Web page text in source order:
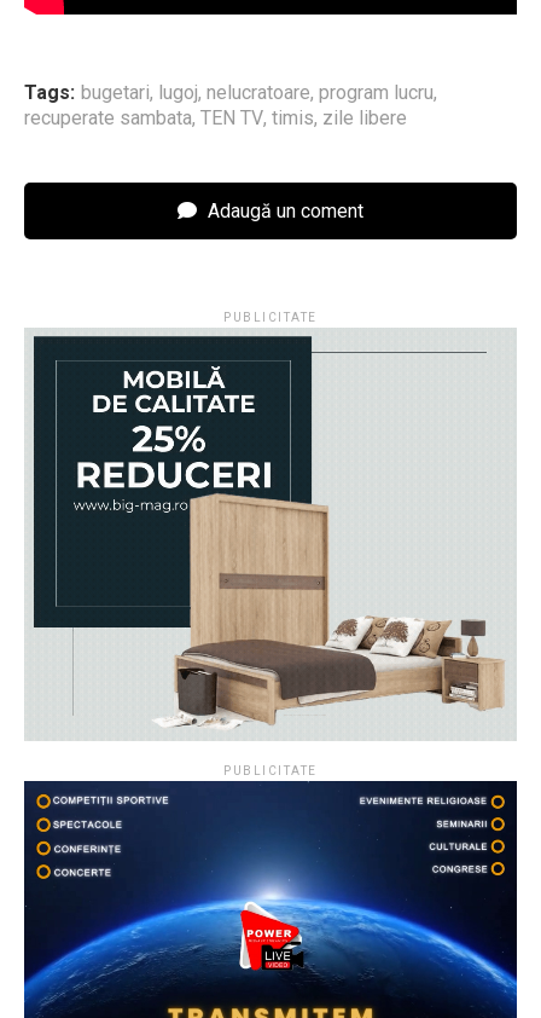
Tags: bugetari, lugoj, nelucratoare, program lucru,
recuperate sambata, TEN TV, timis, zile libere
Adaugă un coment
PUBLICITATE
PUBLICITATE